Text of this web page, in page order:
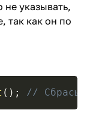
указывать,
так как он по
( ) ; //